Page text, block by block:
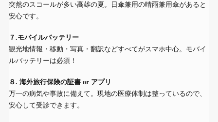
突然のスコールが多い高雄の夏。日傘兼用の晴雨兼用傘があると
安心です。
７.モバイルバッテリー
観光地情報・移動・写真・翻訳などすべてがスマホ中心。モバイ
ルバッテリーは必須！
８. 海外旅行保険の証書 or アプリ
万一の病気や事故に備えて。現地の医療体制は整っているので、
安心して受診できます。